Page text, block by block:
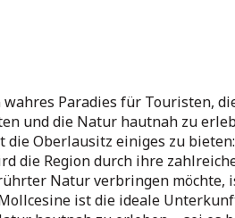
Paradies für Touristen,
und die Natur hautnah zu
Oberlausitz einiges zu
die Region durch ihre
Natur verbringen möchte,
ist die ideale